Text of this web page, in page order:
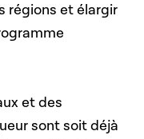
régions et élargir
et des
sont soit déjà